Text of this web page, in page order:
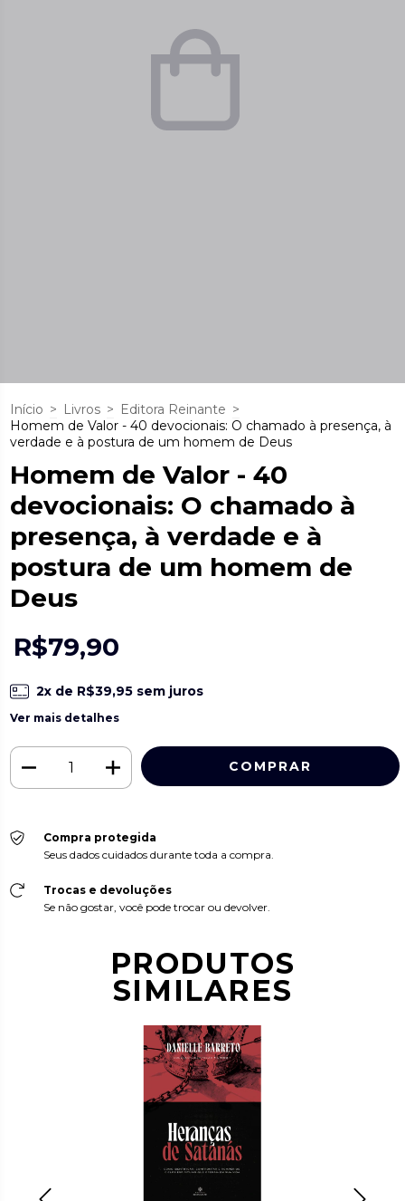
Início > Livros > Editora Reinante >
Homem de Valor - 40 devocionais: O chamado à presença, à
verdade e à postura de um homem de Deus
Homem de Valor - 40
devocionais: O chamado à
presença, à verdade e à
postura de um homem de
Deus
R$79,90
2x de R$39,95 sem juros
Ver mais detalhes
Compra protegida
Seus dados cuidados durante toda a compra.
Trocas e devoluções
Se não gostar, você pode trocar ou devolver.
PRODUTOS
SIMILARES